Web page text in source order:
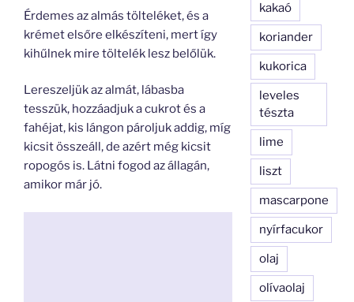
Érdemes az almás tölteléket, és a
krémet elsőre elkészíteni, mert így
kihűlnek mire töltelék lesz belőlük.
Lereszeljük az almát, lábasba
tesszük, hozzáadjuk a cukrot és a
fahéjat, kis lángon pároljuk addig, míg
kicsit összeáll, de azért még kicsit
ropogós is. Látni fogod az állagán,
amikor már jó.
kakaó
koriander
kukorica
leveles
tészta
lime
liszt
mascarpone
nyírfacukor
olaj
olívaolaj